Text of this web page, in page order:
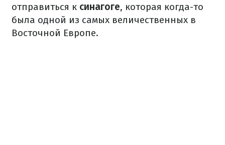
отправиться к синагоге, которая когда-то
была одной из самых величественных в
Восточной Европе.